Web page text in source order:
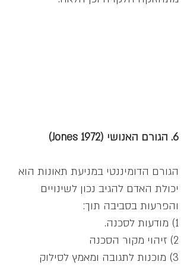
6. הגורם האנושי (Jones 1972)
הגורם הדומיננטי במניעת תאונות הוא
יכולת האדם להגיב נכון לשינויים
והפרעות בסביבה תוך:
1) מודעות לסכנה.
2) זיהוי מקור הסכנה
3) מוכנות לתגובה ומאמץ לסילוק